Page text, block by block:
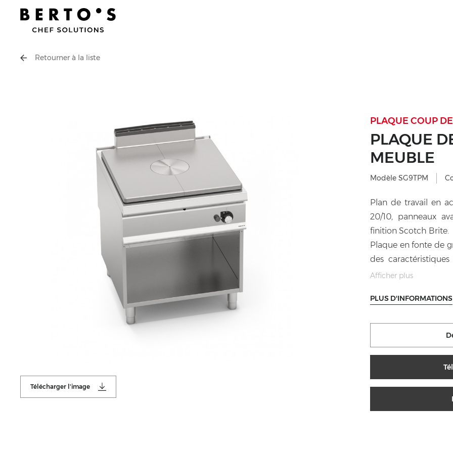
Retourner à la liste
Télécharger l'image
PLAQUE COUP
PLAQUE
MEUBLE
Modèle SG9TPM
Plan de travail en
20/10, panneaux
finition Scotch Brite.
Plaque en fonte de
des
chaleur à zones
combustion
Allumage
hautes prestations
Afficher plus
PLUS D'INFORMATIONS